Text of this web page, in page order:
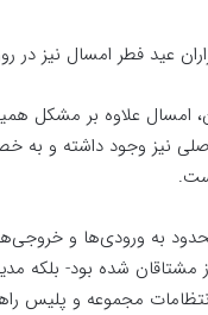
عید فطر امسال نیز
امسال علاوه بر
اصلی نیز وجود داشته و
به ورودی‌ها و
مشتاقان شده بود- بلکه
مجموعه و پلیس